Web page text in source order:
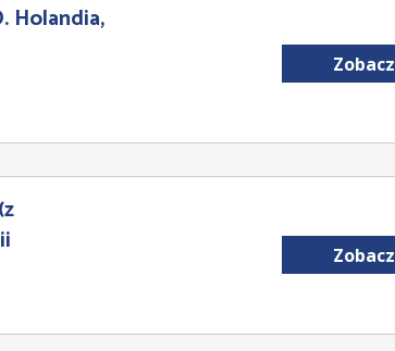
Holandia,
Zobacz
Zobacz